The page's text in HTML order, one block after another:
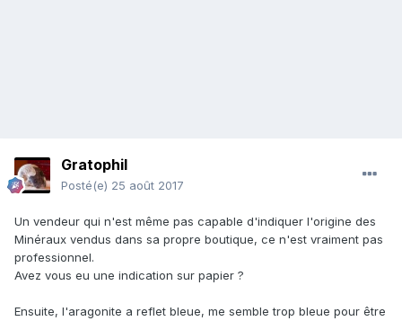
Gratophil
Posté(e) 25 août 2017
Un vendeur qui n'est même pas capable d'indiquer l'origine des
Minéraux vendus dans sa propre boutique, ce n'est vraiment pas
professionnel.
Avez vous eu une indication sur papier ?
Ensuite, l'aragonite a reflet bleue, me semble trop bleue pour être